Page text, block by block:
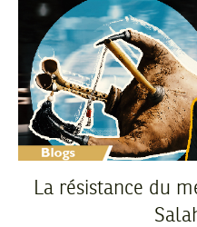
La résistance du